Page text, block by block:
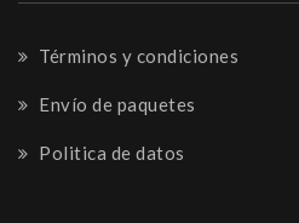
Términos y condiciones
Envío de paquetes
Politica de datos